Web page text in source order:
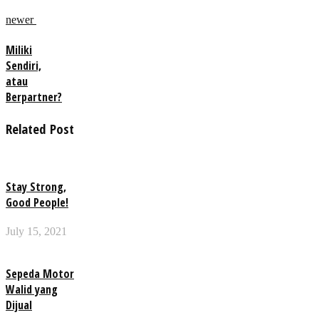
newer
Miliki
Sendiri,
atau
Berpartner?
Related Post
Stay Strong,
Good People!
July 15, 2021
Sepeda Motor
Walid yang
Dijual